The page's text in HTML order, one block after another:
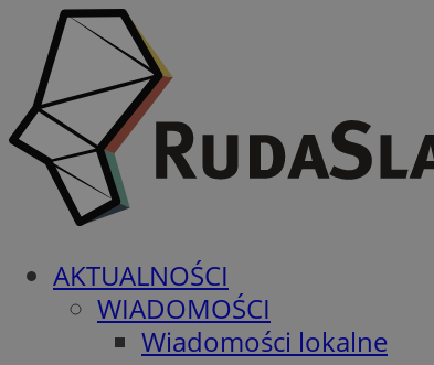
AKTUALNOŚCI
WIADOMOŚCI
Wiadomości lokalne